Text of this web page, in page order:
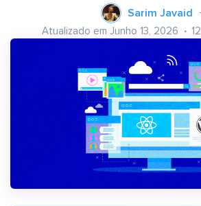
Sarim Javaid
Atualizado em Junho 13, 2026 12